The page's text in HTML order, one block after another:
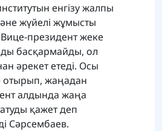
енгізу жалпы
жүйелі жұмысты
президент жеке
басқармайды, ол
әрекет етеді. Осы
отырып, жаңадан
алдында жаңа
қажет деп
Сәрсембаев.